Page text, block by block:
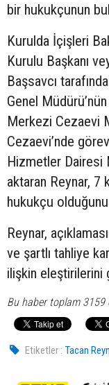
bir hukukçunun
Kurulda İçişleri
Kurulu Başkanı
Başsavcı
Genel Müdürü’nün
Merkezi Cezaevi
Cezaevi’nde
Hizmetler Dairesi
aktaran Reynar, 7
hukukçu olduğunu
Reynar,
ve şartlı tahliye
ilişkin eleştirilerini
Bu haber toplam
Etiketler : Tacan